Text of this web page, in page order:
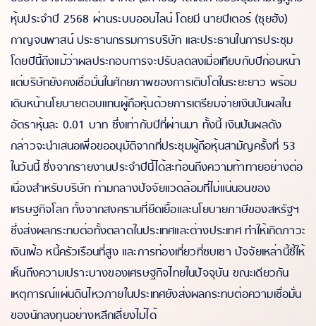
หุ้นประจำปี 2568 ผ่านระบบออนไลน์ โดยมี นายปีเตอร์ (ซุยฮัง)
กาญจนพาสน์ ประธานกรรมการบริษัท และประธานในการประชุม
โดยปีนี้ถึงแม้ว่าผลประกอบการจะปรับลดลงเมื่อเทียบกับปีก่อนหน้า
แต่บริษัทยังคงเชื่อมั่นในศักยภาพของการเติบโตในระยะยาว พร้อม
เดินหน้านโยบายตอบแทนผู้ถือหุ้นด้วยการเตรียมจ่ายเงินปันผลใน
อัตราหุ้นละ 0.01 บาท ซึ่งเท่ากับปีที่ผ่านมา ทั้งนี้ เงินปันผลดัง
กล่าวจะนำเสนอเพื่อขออนุมัติจากที่ประชุมผู้ถือหุ้นสามัญครั้งที่ 53
ในวันนี้ ซี่งจากรายงานประจำปีนี้ได้สะท้อนถึงความท้าทายอย่างต่อ
เนื่องสำหรับบริษัท ท่ามกลางปัจจัยแวดล้อมที่ไม่แน่นอนของ
เศรษฐกิจโลก ทั้งจากสงครามที่ยืดเยื้อและนโยบายภาษีของสหรัฐฯ
ซึ่งส่งผลกระทบต่อทั้งตลาดในประเทศและต่างประเทศ ทำให้เกิดภาวะ
เงินเฟ้อ หนี้ครัวเรือนที่สูง และการท่องเที่ยวที่ซบเซา ปัจจัยเหล่านี้ชี้ให้
เห็นถึงความเปราะบางของเศรษฐกิจไทยในปัจจุบัน ขณะเดียวกัน
เหตุการณ์แผ่นดินไหวภายในประเทศยังส่งผลกระทบต่อความเชื่อมั่น
ของนักลงทุนอย่างหลีกเลี่ยงไม่ได้